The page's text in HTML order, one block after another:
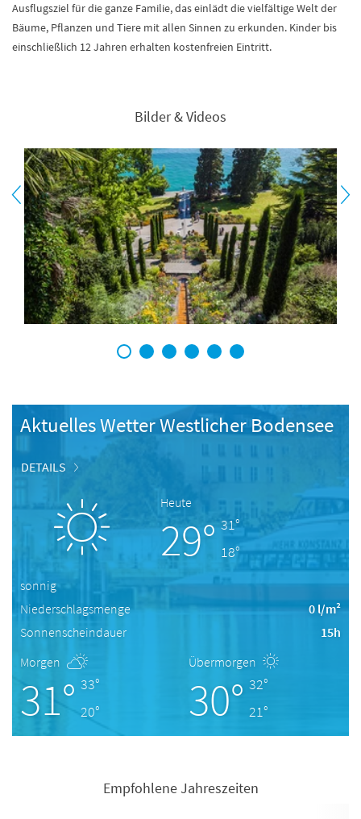
Ausflugsziel für die ganze Familie, das einlädt die vielfältige Welt der
Bäume, Pflanzen und Tiere mit allen Sinnen zu erkunden. Kinder bis
einschließlich 12 Jahren erhalten kostenfreien Eintritt.
Bilder & Videos
1 2 3 4 5 6
Aktuelles Wetter Westlicher Bodensee
DETAILS
Heute
29° 31°
18°
sonnig
Niederschlagsmenge
0 l/m²
Sonnenscheindauer
15h
Morgen
31° 33°
20°
Übermorgen
30° 32°
21°
Empfohlene Jahreszeiten